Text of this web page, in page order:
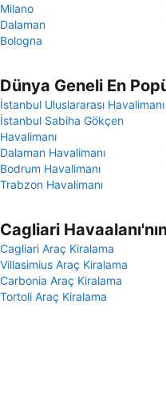
Milano
Dalaman
Bologna
Dünya Geneli En
İstanbul Uluslararası Havalimanı
İstanbul Sabiha Gökçen
Havalimanı
Dalaman Havalimanı
Bodrum Havalimanı
Trabzon Havalimanı
Cagliari
Cagliari Araç Kiralama
Villasimius Araç Kiralama
Carbonia Araç Kiralama
Tortoli Araç Kiralama